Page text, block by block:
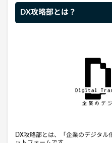
DX攻略部とは？
DX攻略部とは、「企業のデジタ